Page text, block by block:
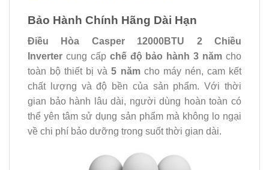
Bảo Hành Chính Hãng Dài Hạn
Điều Hòa Casper 12000BTU 2 Chiều
Inverter cung cấp chế độ bảo hành 3 năm cho
toàn bộ thiết bị và5 nămcho máy nén, cam kết
chất lượng và độ bền của sản phẩm. Với thời
gian bảo hành lâu dài, người dùng hoàn toàn có
thể yên tâm sử dụng sản phẩm mà không lo ngại
về chi phí bảo dưỡng trong suốt thời gian dài.